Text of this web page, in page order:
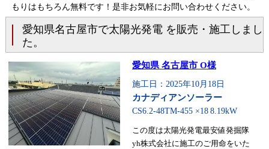
もりはもちろん無料です！是非お気軽にお問い合わせください。
愛知県名古屋市で太陽光発電 を販売・施工しまし
た。
愛知県 名古屋市 O様
施工日：2025年10月18日
カナディアンソーラー
CS6.2-48TM-455 ×18 8.19kW
この度は太陽光発電最安値発掘隊
yh株式会社に施工のご用命をいた